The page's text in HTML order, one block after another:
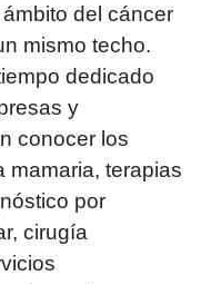
del cáncer
mismo techo.
dedicado
y
conocer los
mamaria, terapias
por
cirugía